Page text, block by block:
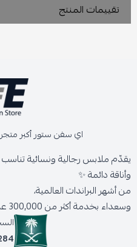
تقييمات المنتج
اي سفن ستور أكبر
يقدّم ملابس رجالية ونسائية
وأناقة دائمة ✨
من أشهر البراندات العالمية،
وسعداء بخدمة أكثر من 300,000 عميل حول المملكة.